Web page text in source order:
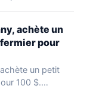
achète un
pour
un petit
100 $.…